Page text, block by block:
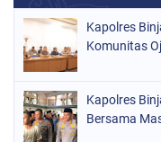
Kapolres
Komunitas
Kapolres
Bersama